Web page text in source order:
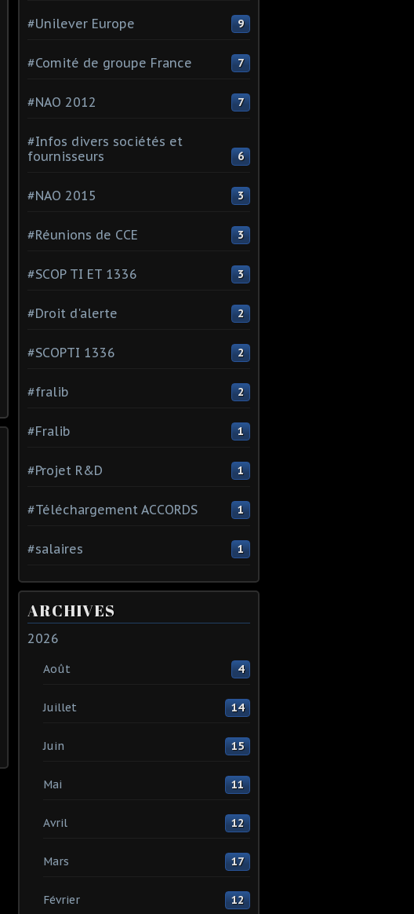
#Unilever Europe 9
#Comité de groupe France 7
#NAO 2012 7
#Infos divers sociétés et
fournisseurs
6
#NAO 2015 3
#Réunions de CCE 3
#SCOP TI ET 1336 3
#Droit d'alerte 2
#SCOPTI 1336 2
#fralib 2
#Fralib 1
#Projet R&D 1
#Téléchargement ACCORDS 1
#salaires 1
ARCHIVES
2026
Août 4
Juillet 14
Juin 15
Mai 11
Avril 12
Mars 17
Février 12